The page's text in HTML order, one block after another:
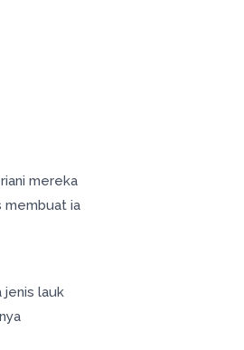
mereka
membuat ia
jenis lauk